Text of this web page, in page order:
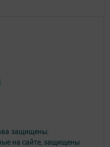
защищены.
на сайте, защищены